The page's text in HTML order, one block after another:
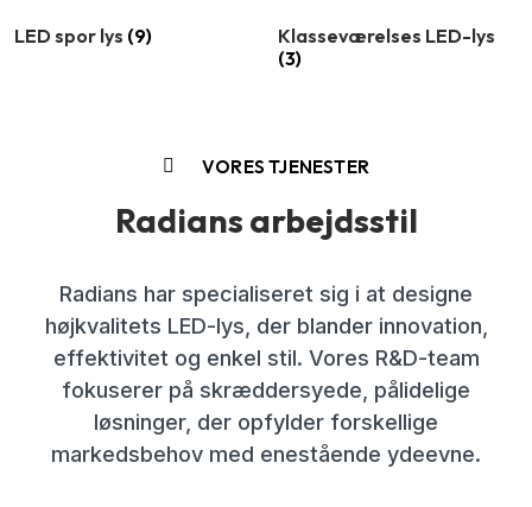
LED spor lys (9)
Klasseværelses LED-lys
(3)
VORES TJENESTER
Radians arbejdsstil
Radians har specialiseret sig i at designe
højkvalitets LED-lys, der blander innovation,
effektivitet og enkel stil. Vores R&D-team
fokuserer på skræddersyede, pålidelige
løsninger, der opfylder forskellige
markedsbehov med enestående ydeevne.